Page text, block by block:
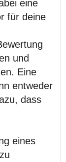
eine
für deine
und
Eine
entweder
dass
eines